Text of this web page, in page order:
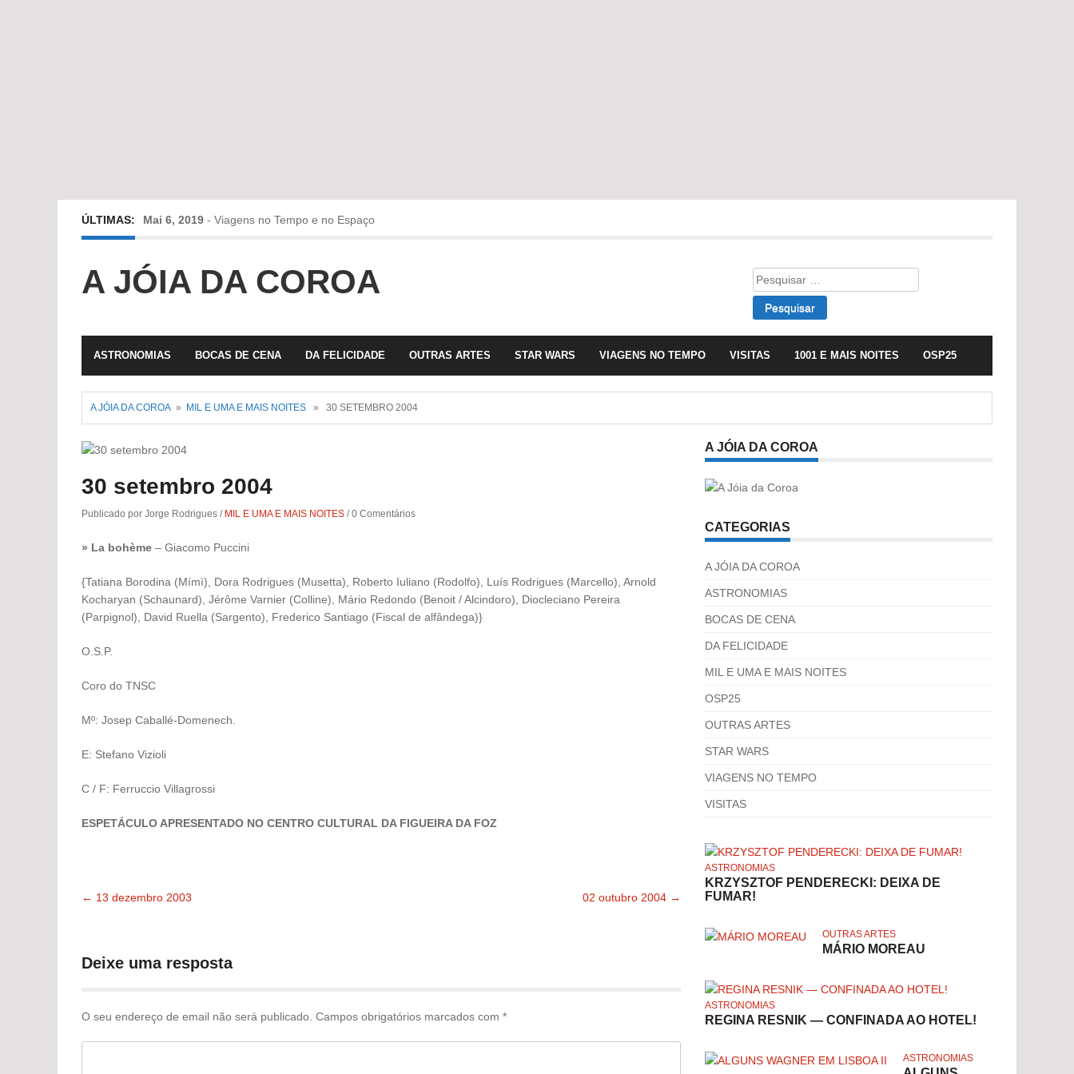
ÚLTIMAS: Mai 6, 2019 - Viagens no Tempo e no Espaço
Fev 22, 2019-Jorge Rodrigues conversa com Olga Roriz
A JÓIA DA COROA
Pesquisar
por:
ASTRONOMIAS BOCAS DE CENA DA FELICIDADE OUTRAS ARTES STAR WARS VIAGENS NO TEMPO VISITAS 1001 E MAIS NOITES OSP25
A JÓIA DA COROA » MIL E UMA E MAIS NOITES » 30 SETEMBRO 2004
30 setembro 2004
Publicado por Jorge Rodrigues / MIL E UMA E MAIS NOITES /0 Comentários
» La bohème – Giacomo Puccini
{Tatiana Borodina (Mímì), Dora Rodrigues (Musetta), Roberto Iuliano (Rodolfo), Luís Rodrigues (Marcello), Arnold
Kocharyan (Schaunard), Jérôme Varnier (Colline), Mário Redondo (Benoit / Alcindoro), Diocleciano Pereira
(Parpignol), David Ruella (Sargento), Frederico Santiago (Fiscal de alfândega)}
O.S.P.
Coro do TNSC
Mº: Josep Caballé-Domenech.
E: Stefano Vizioli
C / F: Ferruccio Villagrossi
ESPETÁCULO APRESENTADO NO CENTRO CULTURAL DA FIGUEIRA DA FOZ
pelas
publicações
← 13 dezembro 2003 02 outubro 2004 →
Deixe uma resposta
O seu endereço de email não será publicado. Campos obrigatórios marcados com *
A JÓIA DA COROA
CATEGORIAS
A JÓIA DA COROA
ASTRONOMIAS
BOCAS DE CENA
DA FELICIDADE
MIL E UMA E MAIS NOITES
OSP25
OUTRAS ARTES
STAR WARS
VIAGENS NO TEMPO
VISITAS
ASTRONOMIAS
KRZYSZTOF PENDERECKI: DEIXA DE
FUMAR!
OUTRAS ARTES
MÁRIO MOREAU
ASTRONOMIAS
REGINA RESNIK — CONFINADA AO HOTEL!
ASTRONOMIAS